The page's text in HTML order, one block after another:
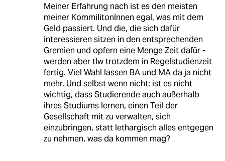
Meiner Erfahrung nach ist es den meisten
meiner KommilitonInnen egal, was mit dem
Geld passiert. Und die, die sich dafür
interessieren sitzen in den entsprechenden
Gremien und opfern eine Menge Zeit dafür -
werden aber tlw trotzdem in Regelstudienzeit
fertig. Viel Wahl lassen BA und MA da ja nicht
mehr. Und selbst wenn nicht: ist es nicht
wichtig, dass Studierende auch außerhalb
ihres Studiums lernen, einen Teil der
Gesellschaft mit zu verwalten, sich
einzubringen, statt lethargisch alles entgegen
zu nehmen, was da kommen mag?